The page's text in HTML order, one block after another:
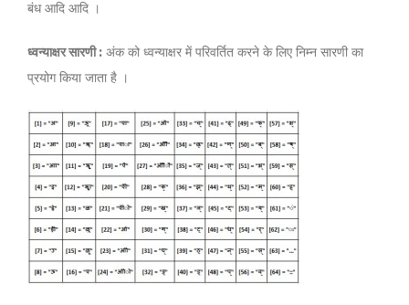
बंध आदि आदि ।
ध्वन्याक्षर सारणी : अंक को ध्वन्याक्षर में परिवर्तित करने के लिए निम्न सारणी का
प्रयोग किया जाता है ।